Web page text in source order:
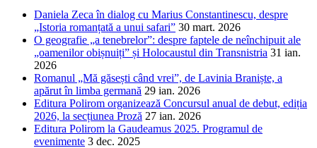
Daniela Zeca în dialog cu Marius Constantinescu, despre
„Istoria romanțată a unui safari” 30 mart. 2026
O geografie „a tenebrelor”: despre faptele de neînchipuit ale
„oamenilor obișnuiți” și Holocaustul din Transnistria 31 ian.
2026
Romanul „Mă găsești când vrei”, de Lavinia Braniște, a
apărut în limba germană 29 ian. 2026
Editura Polirom organizează Concursul anual de debut, ediția
2026, la secțiunea Proză 27 ian. 2026
Editura Polirom la Gaudeamus 2025. Programul de
evenimente 3 dec. 2025